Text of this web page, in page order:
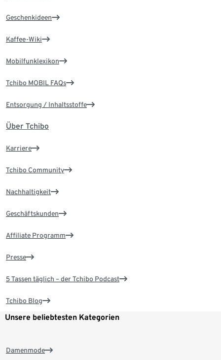
Geschenkideen
Kaffee-Wiki
Mobilfunklexikon
Tchibo MOBIL FAQs
Entsorgung / Inhaltsstoffe
Über Tchibo
Karriere
Tchibo Community
Nachhaltigkeit
Geschäftskunden
Affiliate Programm
Presse
5 Tassen täglich – der Tchibo Podcast
Tchibo Blog
Unsere beliebtesten Kategorien
Damenmode